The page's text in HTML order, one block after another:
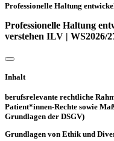
Professionelle Haltung
Professionelle Haltung
verstehen ILV | WS2026/
Inhalt
berufsrelevante rechtliche
Patient*innen-Rechte sowie
Grundlagen der DSGV)
Grundlagen von Ethik und